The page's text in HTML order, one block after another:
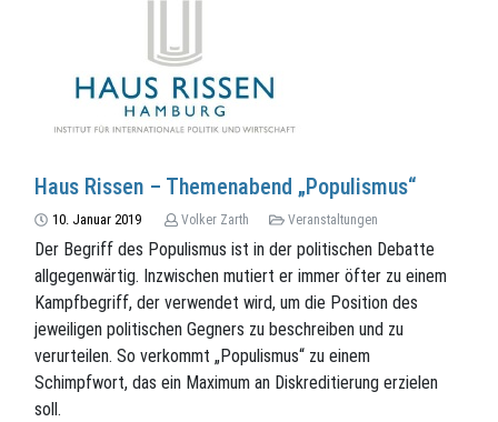
Haus Rissen – Themenabend „Populismus“
10. Januar 2019 Volker Zarth Veranstaltungen
Der Begriff des Populismus ist in der politischen Debatte
allgegenwärtig. Inzwischen mutiert er immer öfter zu einem
Kampfbegriff, der verwendet wird, um die Position des
jeweiligen politischen Gegners zu beschreiben und zu
verurteilen. So verkommt „Populismus“ zu einem
Schimpfwort, das ein Maximum an Diskreditierung erzielen
soll.